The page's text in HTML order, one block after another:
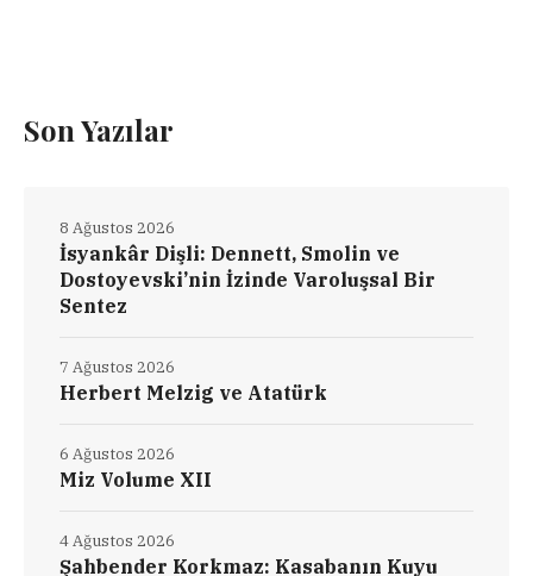
Son Yazılar
İsyankâr Dişli: Dennett, Smolin ve
Dostoyevski’nin İzinde Varoluşsal Bir
Sentez
8 Ağustos 2026
Herbert Melzig ve Atatürk
7 Ağustos 2026
Miz Volume XII
6 Ağustos 2026
Şahbender Korkmaz: Kasabanın Kuyu
4 Ağustos 2026